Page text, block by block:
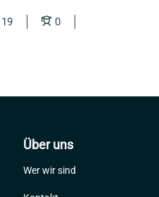
19 0
Über uns
Wer wir sind